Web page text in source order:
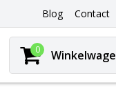
Blog Contact
0